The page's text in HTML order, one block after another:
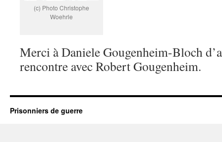
(c) Photo Christophe
Woehrle
Merci à Daniele Gougenheim-Bloch
rencontre avec Robert Gougenheim.
Prisonniers de guerre